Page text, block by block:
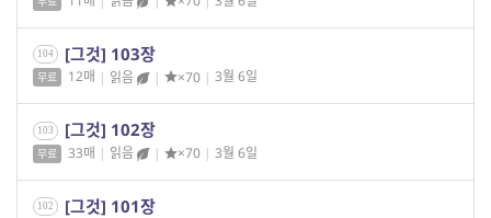
104 [그것] 103장
무료 12매 | 읽음 | ×70 | 3월 6일
103 [그것] 102장
무료 33매 | 읽음 | ×70 | 3월 6일
102 [그것] 101장